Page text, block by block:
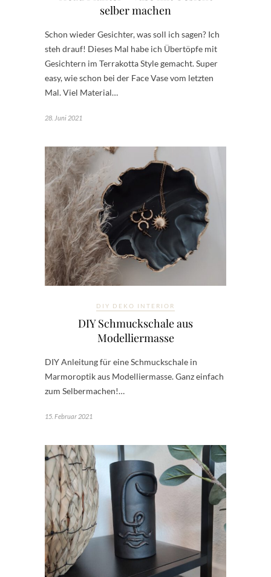
selber machen
Schon wieder Gesichter, was soll ich sagen? Ich
steh drauf! Dieses Mal habe ich Übertöpfe mit
Gesichtern im Terrakotta Style gemacht. Super
easy, wie schon bei der Face Vase vom letzten
Mal. Viel Material…
28. Juni 2021
DIY DEKO INTERIOR
DIY Schmuckschale aus
Modelliermasse
DIY Anleitung für eine Schmuckschale in
Marmoroptik aus Modelliermasse. Ganz einfach
zum Selbermachen!…
15. Februar 2021